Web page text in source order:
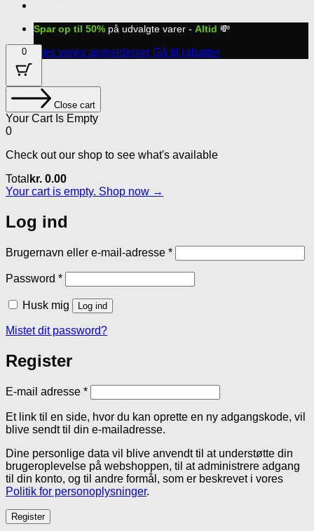
Spar op til 50% på udvalgte varer - Altid 💸
Læs vores anmeldelser Gå til rabatter
0
Close cart
Your Cart Is Empty
0
Check out our shop to see what's available
Cart
Total:
Total kr. 0.00
Your cart is empty. Shop now →
Log ind
Brugernavn eller e-mail-adresse *Påkrævet
Password *Påkrævet
Husk mig Log ind
Mistet dit password?
Register
E-mail adresse *Påkrævet
Et link til en side, hvor du kan oprette en ny adgangskode, vil
blive sendt til din e-mailadresse.
Dine personlige data vil blive anvendt til at understøtte din
brugeroplevelse på webshoppen, til at administrere adgang
til din konto, og til andre formål, som er beskrevet i vores
Politik for personoplysninger.
Register